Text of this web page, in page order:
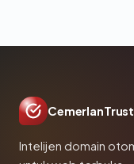
CemerlanTrust
Intelijen domain